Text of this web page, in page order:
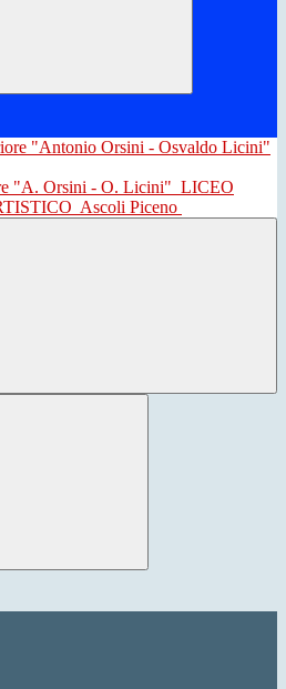
"A. Orsini - O. Licini" LICEO
Ascoli Piceno